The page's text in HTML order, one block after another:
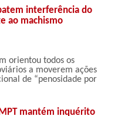
interferência do
ao machismo
orientou todos os
a moverem ações
de “penosidade por
mantém inquérito